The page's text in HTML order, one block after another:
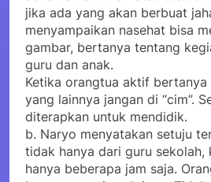
jika ada yang akan berbuat
menyampaikan nasehat bisa
gambar, bertanya tentang
guru dan anak.
Ketika orangtua aktif
yang lainnya jangan di “cim”.
diterapkan untuk mendidik.
b. Naryo menyatakan setuju
tidak hanya dari guru sekolah,
hanya beberapa jam saja.